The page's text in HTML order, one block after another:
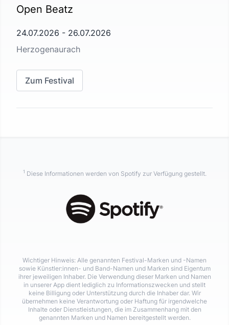
Open Beatz
24.07.2026 - 26.07.2026
Herzogenaurach
Zum Festival
1 Diese Informationen werden von Spotify zur Verfügung gestellt.
Wichtiger Hinweis: Alle genannten Festival-Marken und -Namen
sowie Künstler:innen- und Band-Namen und Marken sind Eigentum
ihrer jeweiligen Inhaber. Die Verwendung dieser Marken und Namen
in unserer App dient lediglich zu Informationszwecken und stellt
keine Billigung oder Unterstützung durch die Inhaber dar. Wir
übernehmen keine Verantwortung oder Haftung für irgendwelche
Inhalte oder Dienstleistungen, die im Zusammenhang mit den
genannten Marken und Namen bereitgestellt werden.